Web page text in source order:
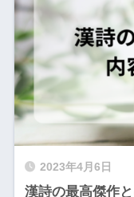
2023年4月6日
漢詩の最高傑作